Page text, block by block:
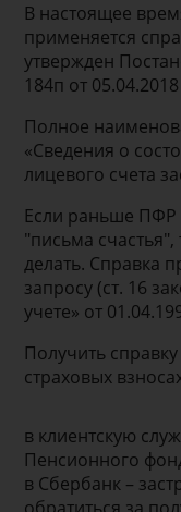
В настоящее
применяется
утвержден
184п от
Полное
«Сведения о
лицевого счета
Если раньше ПФР
"письма
делать. Справка
запросу (ст. 16
учете» от
Получить
страховых
в клиентскую
Пенсионного
в Сбербанк –